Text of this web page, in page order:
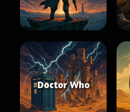
Doctor Who